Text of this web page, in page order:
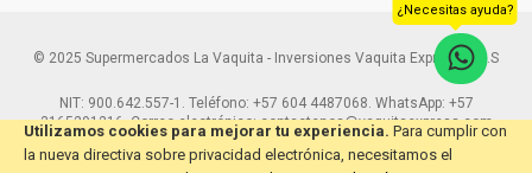
Utilizamos cookies para mejorar tu experiencia. Para cumplir con
la nueva directiva sobre privacidad electrónica, necesitamos el
© 2025 Supermercados La Vaquita - Inversiones Vaquita Express S.A.S
NIT: 900.642.557-1. Teléfono: +57 604 4487068. WhatsApp: +57
3165291216. Correo electrónico: contactenos@vaquitaexpress.com
¿Necesitas ayuda?